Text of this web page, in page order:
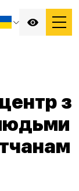
з
людьми